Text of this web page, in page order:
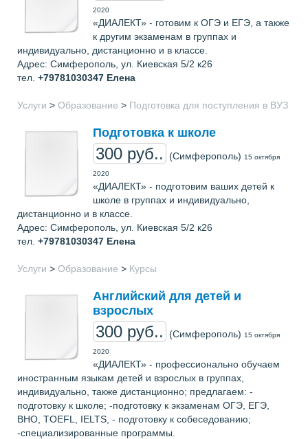
2020
«ДИАЛЕКТ» - готовим к ОГЭ и ЕГЭ, а также
к другим экзаменам в группах и
индивидуально, дистанционно и в классе.
Адрес: Симферополь, ул. Киевская 5/2 к26
тел. +79781030347 Елена
Услуги > Образование > Подготовка для поступления в ВУЗ
Подготовка к школе
300 руб.. (Симферополь) 15 октября
2020
«ДИАЛЕКТ» - подготовим ваших детей к
школе в группах и индивидуально,
дистанционно и в классе.
Адрес: Симферополь, ул. Киевская 5/2 к26
тел. +79781030347 Елена
Услуги > Образование > Курсы
Английский для детей и
взрослых
300 руб.. (Симферополь) 15 октября
2020
«ДИАЛЕКТ» - профессионально обучаем
иностранным языкам детей и взрослых в группах,
индивидуально, также дистанционно; предлагаем: -
подготовку к школе; -подготовку к экзаменам ОГЭ, ЕГЭ,
ВНО, TOEFL, IELTS, - подготовку к собеседованию;
-специализированные программы.